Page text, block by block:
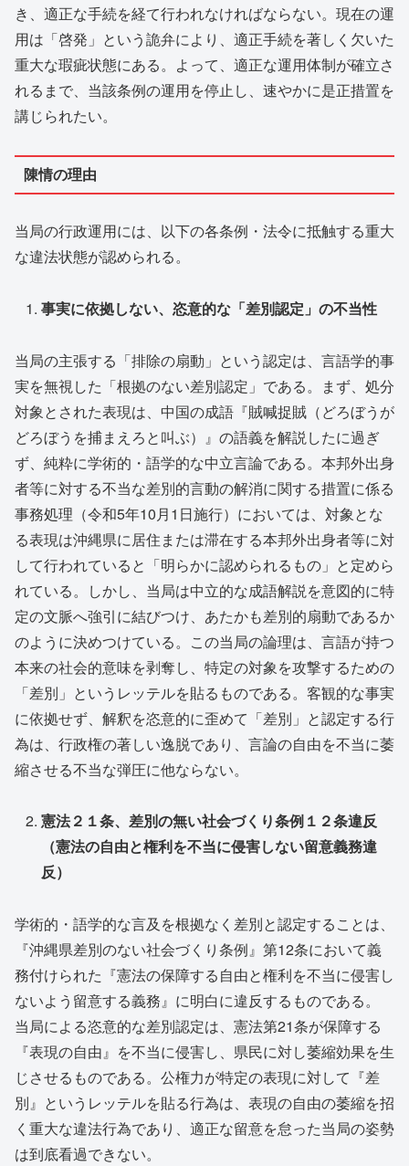
き、適正な手続を経て行われなければならない。現在の運
用は「啓発」という詭弁により、適正手続を著しく欠いた
重大な瑕疵状態にある。よって、適正な運用体制が確立さ
れるまで、当該条例の運用を停止し、速やかに是正措置を
講じられたい。
陳情の理由
当局の行政運用には、以下の各条例・法令に抵触する重大
な違法状態が認められる。
事実に依拠しない、恣意的な「差別認定」の不当性
当局の主張する「排除の扇動」という認定は、言語学的事
実を無視した「根拠のない差別認定」である。まず、処分
対象とされた表現は、中国の成語『賊喊捉賊（どろぼうが
どろぼうを捕まえろと叫ぶ）』の語義を解説したに過ぎ
ず、純粋に学術的・語学的な中立言論である。本邦外出身
者等に対する不当な差別的言動の解消に関する措置に係る
事務処理（令和5年10月1日施行）においては、対象とな
る表現は沖縄県に居住または滞在する本邦外出身者等に対
して行われていると「明らかに認められるもの」と定めら
れている。しかし、当局は中立的な成語解説を意図的に特
定の文脈へ強引に結びつけ、あたかも差別的扇動であるか
のように決めつけている。この当局の論理は、言語が持つ
本来の社会的意味を剥奪し、特定の対象を攻撃するための
「差別」というレッテルを貼るものである。客観的な事実
に依拠せず、解釈を恣意的に歪めて「差別」と認定する行
為は、行政権の著しい逸脱であり、言論の自由を不当に萎
縮させる不当な弾圧に他ならない。
憲法２１条、差別の無い社会づくり条例１２条違反
（憲法の自由と権利を不当に侵害しない留意義務違
反）
学術的・語学的な言及を根拠なく差別と認定することは、
『沖縄県差別のない社会づくり条例』第12条において義
務付けられた『憲法の保障する自由と権利を不当に侵害し
ないよう留意する義務』に明白に違反するものである。
当局による恣意的な差別認定は、憲法第21条が保障する
『表現の自由』を不当に侵害し、県民に対し萎縮効果を生
じさせるものである。公権力が特定の表現に対して『差
別』というレッテルを貼る行為は、表現の自由の萎縮を招
く重大な違法行為であり、適正な留意を怠った当局の姿勢
は到底看過できない。